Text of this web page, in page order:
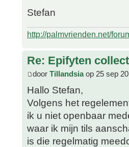
Stefan
http://palmvrienden.net/
Re: Epifyten
door Tillandsiaop 25 sep
Hallo Stefan,
Volgens het
ik u niet openbaar
waar ik mijn tils
is die regelmatig